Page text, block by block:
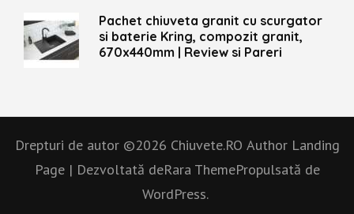
Pachet chiuveta granit cu scurgator
si baterie Kring, compozit granit,
670x440mm | Review si Pareri
Drepturi de autor ©2026 Chiuvete.RO Author Landing
Page | Dezvoltată deRara ThemePropulsată de
WordPress.